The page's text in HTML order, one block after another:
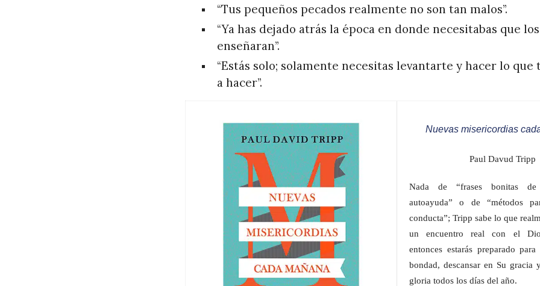
“Tus pequeños pecados realmente no son tan malos”.
“Ya has dejado atrás la época en donde necesitabas que
enseñaran”.
“Estás solo; solamente necesitas levantarte y hacer lo que
a hacer”.
Nuevas misericordias
Paul Davud Tripp
Nada de “frases bonitas
autoayuda” o de “métodos
conducta”; Tripp sabe lo que
un encuentro real con el
entonces estarás preparado
bondad, descansar en Su gracia
gloria todos los días del año.